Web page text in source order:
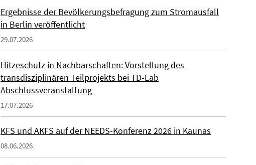
Ergebnisse der Bevölkerungsbefragung zum Stromausfall
in Berlin veröffentlicht
29.07.2026
Hitzeschutz in Nachbarschaften: Vorstellung des
transdisziplinären Teilprojekts bei TD-Lab
Abschlussveranstaltung
17.07.2026
KFS und AKFS auf der NEEDS-Konferenz 2026 in Kaunas
08.06.2026